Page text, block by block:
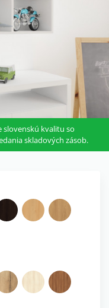
slovenskú kvalitu so
skladových zásob.